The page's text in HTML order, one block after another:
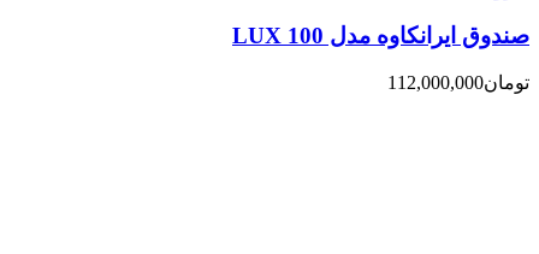
صندوق ایرانکاوه مدل 100 LUX
تومان112,000,000